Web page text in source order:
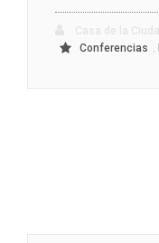
Conferencias